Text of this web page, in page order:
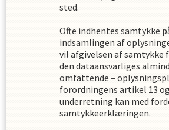
sted.
Ofte indhentes samtykke
indsamlingen af
vil afgivelsen af samtykke
den dataansvarliges
omfattende –
forordningens artikel 13
underretning kan med
samtykkeerklæringen.